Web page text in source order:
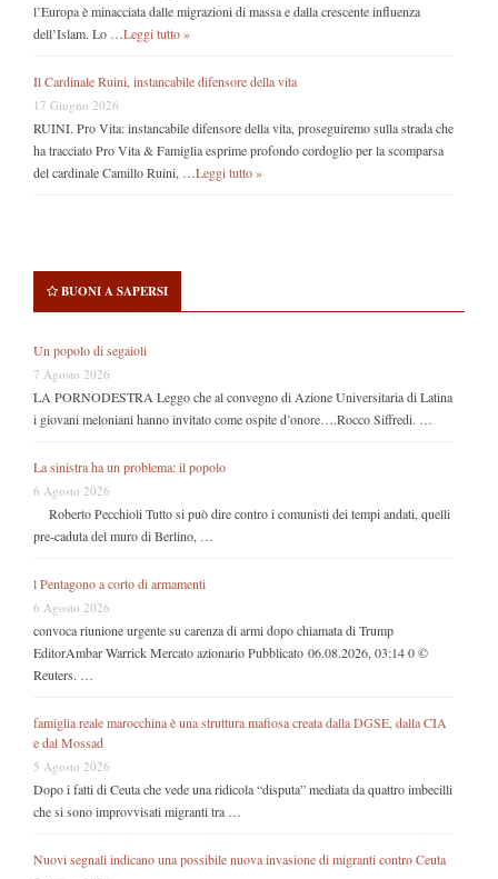
l’Europa è minacciata dalle migrazioni di massa e dalla crescente influenza
dell’Islam. Lo … Leggi tutto »
Il Cardinale Ruini, instancabile difensore della vita
17 Giugno 2026
RUINI. Pro Vita: instancabile difensore della vita, proseguiremo sulla strada che
ha tracciato Pro Vita & Famiglia esprime profondo cordoglio per la scomparsa
del cardinale Camillo Ruini, … Leggi tutto »
BUONI A SAPERSI
Un popolo di segaioli
7 Agosto 2026
LA PORNODESTRA Leggo che al convegno di Azione Universitaria di Latina
i giovani meloniani hanno invitato come ospite d’onore….Rocco Siffredi. …
La sinistra ha un problema: il popolo
6 Agosto 2026
Roberto Pecchioli Tutto si può dire contro i comunisti dei tempi andati, quelli
pre-caduta del muro di Berlino, …
l Pentagono a corto di armamenti
6 Agosto 2026
convoca riunione urgente su carenza di armi dopo chiamata di Trump
EditorAmbar Warrick Mercato azionario Pubblicato 06.08.2026, 03:14 0 ©
Reuters. …
famiglia reale marocchina è una struttura mafiosa creata dalla DGSE, dalla CIA
e dal Mossad
5 Agosto 2026
Dopo i fatti di Ceuta che vede una ridicola “disputa” mediata da quattro imbecilli
che si sono improvvisati migranti tra …
Nuovi segnali indicano una possibile nuova invasione di migranti contro Ceuta